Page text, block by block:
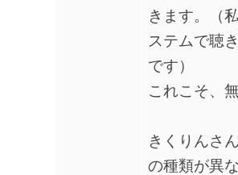
きます。（
ステムで聴
です）
これこそ、
きくりんさ
の種類が異